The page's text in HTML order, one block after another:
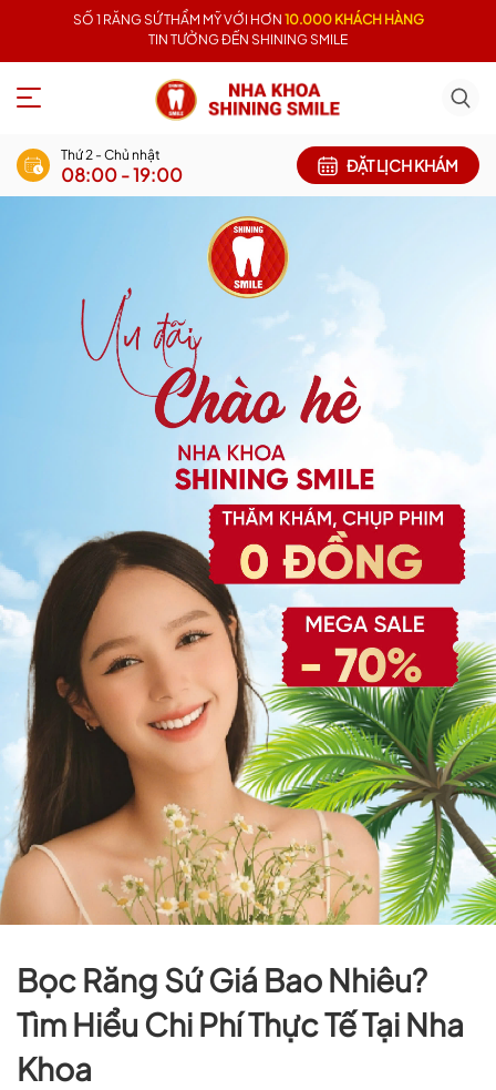
SỐ 1 RĂNG SỨ THẨM MỸ VỚI HƠN 10.000 KHÁCH HÀNG
TIN TƯỞNG ĐẾN SHINING SMILE
Thứ 2 - Chủ nhật
08:00 - 19:00 ĐẶT LỊCH KHÁM
Bọc Răng Sứ Giá Bao Nhiêu?
Tìm Hiểu Chi Phí Thực Tế Tại Nha
Khoa